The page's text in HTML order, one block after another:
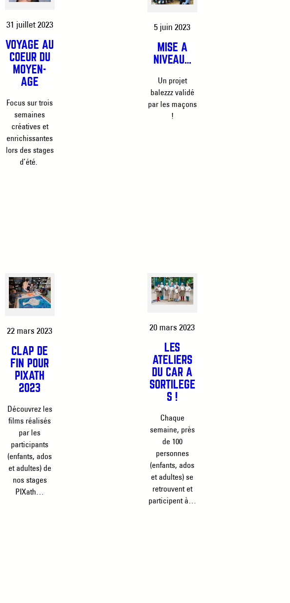
31 juillet 2023
VOYAGE AU
COEUR DU
MOYEN-
ÂGE
Focus sur trois
semaines
créatives et
enrichissantes
lors des stages
d’été.
5 juin 2023
MISE À
NIVEAU…
Un projet
balezzz validé
par les maçons
!
22 mars 2023
CLAP DE
FIN POUR
PIXATH
2023
Découvrez les
films réalisés
par les
participants
(enfants, ados
et adultes) de
nos stages
PIXath…
20 mars 2023
LES
ATELIERS
DU CAR À
SORTILÈGE
S !
Chaque
semaine, près
de 100
personnes
(enfants, ados
et adultes) se
retrouvent et
participent à…